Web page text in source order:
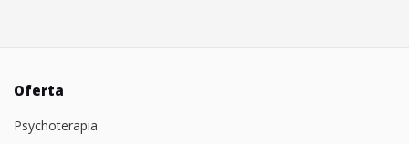
Oferta
Psychoterapia